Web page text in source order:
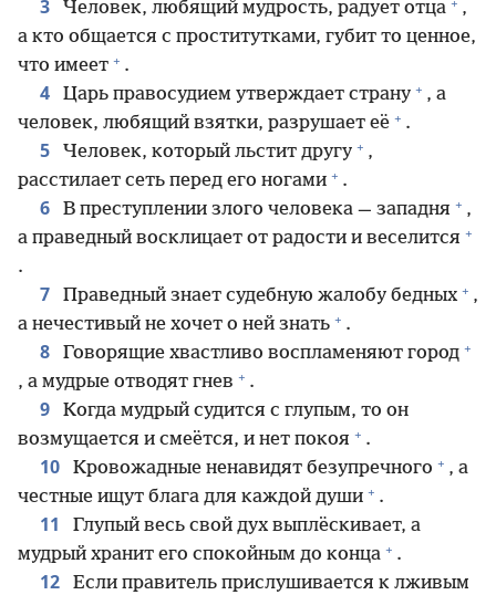
3 Человек, любящий мудрость, радует отца
,
а кто общается с проститутками, губит то ценное,
что имеет + .
4 Царь правосудием утверждает страну + , а
человек, любящий взятки, разрушает её + .
5 Человек, который льстит другу + ,
расстилает сеть перед его ногами + .
6 В преступлении злого человека — западня + ,
а праведный восклицает от радости и веселится +
.
7 Праведный знает судебную жалобу бедных + ,
а нечестивый не хочет о ней знать + .
8 Говорящие хвастливо воспламеняют город +
, а мудрые отводят гнев + .
9
Когда мудрый судится с глупым, то он
возмущается и смеётся, и нет покоя + .
10 Кровожадные ненавидят безупречного + , а
честные ищут блага для каждой души + .
11
Глупый весь свой дух выплёскивает, а
мудрый хранит его спокойным до конца + .
12
Если правитель прислушивается к лживым